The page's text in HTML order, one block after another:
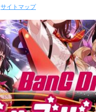
サイトマップ